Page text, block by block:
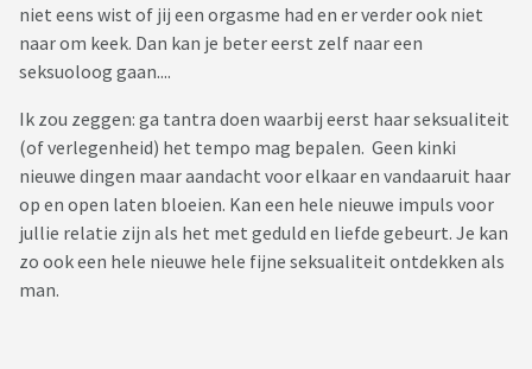
niet eens wist of jij een orgasme had en er verder ook niet
naar om keek. Dan kan je beter eerst zelf naar een
seksuoloog gaan....
Ik zou zeggen: ga tantra doen waarbij eerst haar seksualiteit
(of verlegenheid) het tempo mag bepalen. Geen kinki
nieuwe dingen maar aandacht voor elkaar en vandaaruit haar
op en open laten bloeien. Kan een hele nieuwe impuls voor
jullie relatie zijn als het met geduld en liefde gebeurt. Je kan
zo ook een hele nieuwe hele fijne seksualiteit ontdekken als
man.